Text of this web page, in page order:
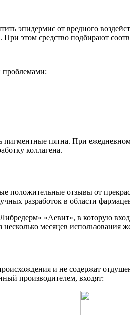
эпидермис от вредного
этом средство подбирают
проблемами:
пигментные пятна. При
коллагена.
положительные отзывы от
разработок в области
«Аевит», в которую
месяцев
и не содержат
производителем, входят: